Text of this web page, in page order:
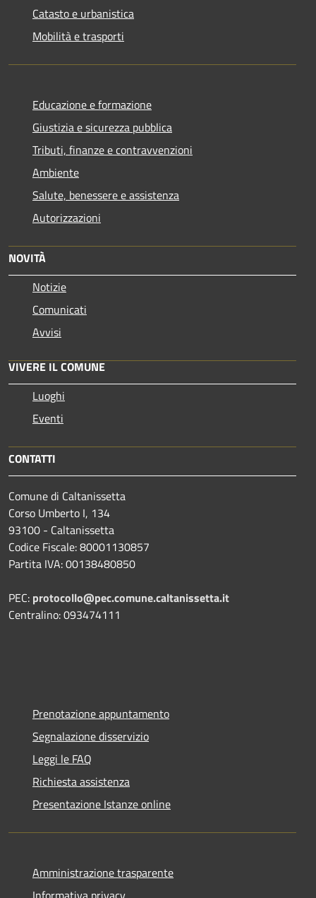
Catasto e urbanistica
Mobilità e trasporti
Educazione e formazione
Giustizia e sicurezza pubblica
Tributi, finanze e contravvenzioni
Ambiente
Salute, benessere e assistenza
Autorizzazioni
NOVITÀ
Notizie
Comunicati
Avvisi
VIVERE IL COMUNE
Luoghi
Eventi
CONTATTI
Comune di Caltanissetta
Corso Umberto I, 134
93100 - Caltanissetta
Codice Fiscale: 80001130857
Partita IVA: 00138480850
PEC: protocollo@pec.comune.caltanissetta.it
Centralino: 093474111
Prenotazione appuntamento
Segnalazione disservizio
Leggi le FAQ
Richiesta assistenza
Presentazione Istanze online
Amministrazione trasparente